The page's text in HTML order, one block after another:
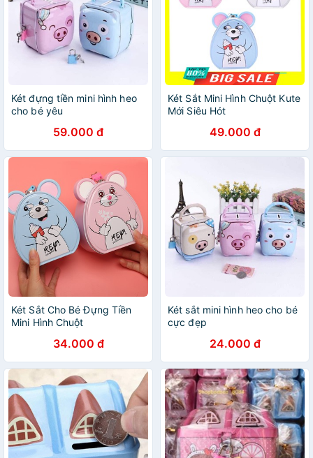
Két đựng tiền mini hình heo
cho bé yêu
59.000 đ
Két Sắt Mini Hình Chuột Kute
Mới Siêu Hót
49.000 đ
Két Sắt Cho Bé Đựng Tiền
Mini Hình Chuột
34.000 đ
Két sắt mini hình heo cho bé
cực đẹp
24.000 đ